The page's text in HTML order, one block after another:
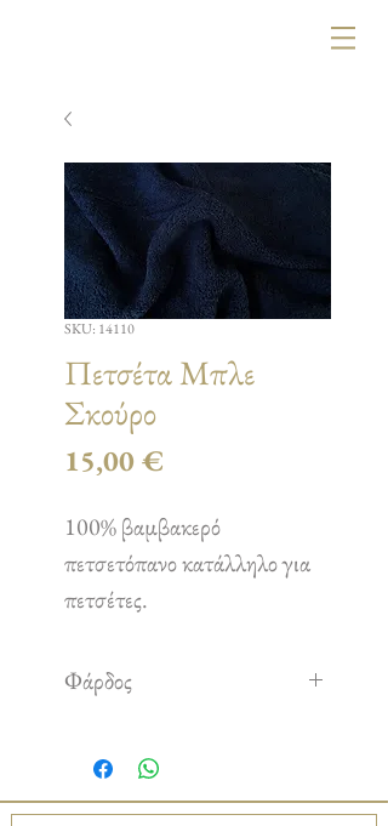
SKU: 14110
Πετσέτα Μπλε
Σκούρο
15,00 €
100% βαμβακερό
πετσετόπανο κατάλληλο για
πετσέτες.
Φάρδος